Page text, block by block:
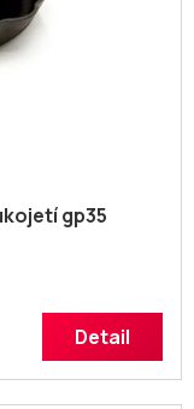
gp35
Detail